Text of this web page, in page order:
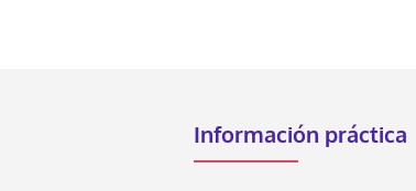
Información práctica